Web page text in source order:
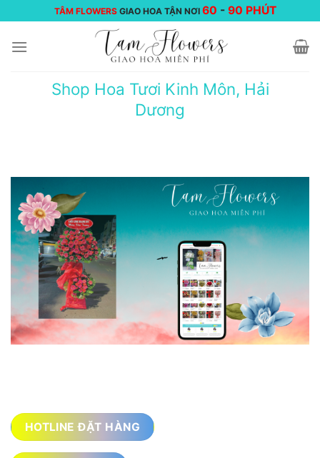
đến
nội
TÂM FLOWERS GIAO HOA TẬN NƠI 60 -90 PHÚT
Shop Hoa Tươi Kinh Môn, Hải
Dương
HOTLINE ĐẶT HÀNG